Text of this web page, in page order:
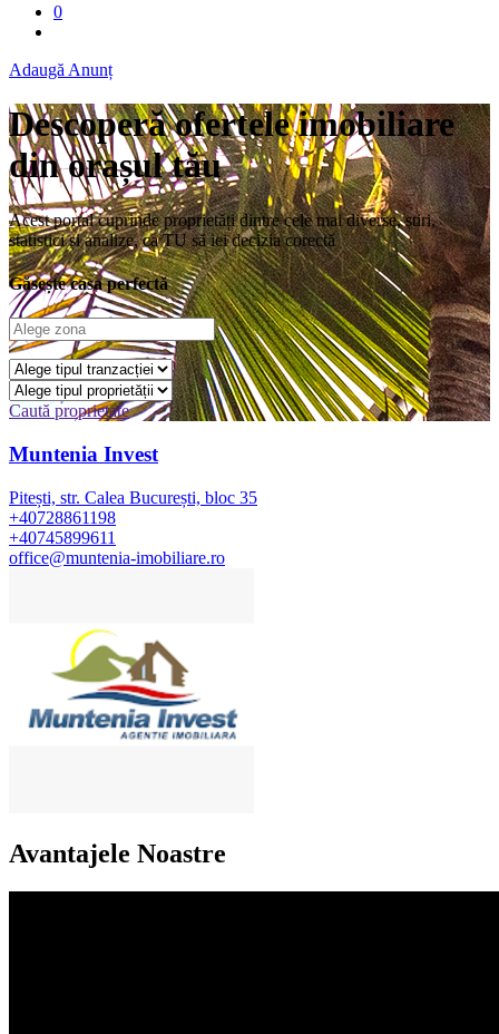
0
Adaugă Anunț
Descoperă ofertele imobiliare
din orașul tău
Acest portal cuprinde proprietăți dintre cele mai diverse, știri,
statistici și analize, ca TU să iei decizia corectă
Găsește casa perfectă
Caută proprietate
Muntenia Invest
Pitești, str. Calea București, bloc 35
+40728861198
+40745899611
office@muntenia-imobiliare.ro
Avantajele Noastre